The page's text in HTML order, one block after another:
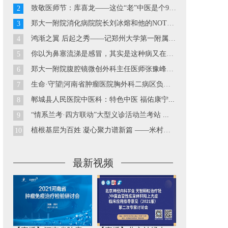
2 致敬医师节：库喜龙——这位“老”中医是个90后...
3 郑大一附院消化病院院长刘冰熔和他的NOTES技术...
4 鸿渐之翼 后起之秀——记郑州大学第一附属医院胃肠外科副主...
5 你以为鼻塞流涕是感冒，其实是这种病又在发作··· ...
6 郑大一附院腹腔镜微创外科主任医师张豫峰教授...
7 生命·守望|河南省肿瘤医院胸外科二病区负责人巴玉峰...
8 郸城县人民医院中医科：特色中医 福佑康宁...
9 “情系兰考·四方联动”大型义诊活动兰考站 ...
10 植根基层为百姓 凝心聚力谱新篇 ——米村镇中心卫生院工作...
最新视频